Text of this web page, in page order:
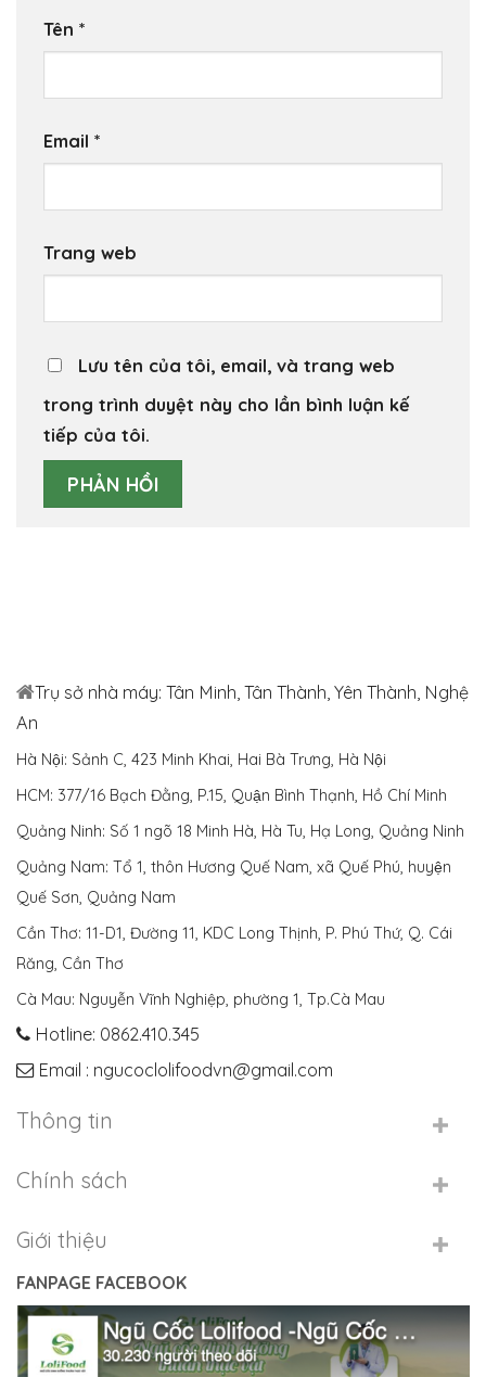
Tên *
Email *
Trang web
Lưu tên của tôi, email, và trang web
trong trình duyệt này cho lần bình luận kế
tiếp của tôi.
Trụ sở nhà máy: Tân Minh, Tân Thành, Yên Thành, Nghệ
An
Hà Nội: Sảnh C, 423 Minh Khai, Hai Bà Trưng, Hà Nội
HCM: 377/16 Bạch Đằng, P.15, Quận Bình Thạnh, Hồ Chí Minh
Quảng Ninh: Số 1 ngõ 18 Minh Hà, Hà Tu, Hạ Long, Quảng Ninh
Quảng Nam: Tổ 1, thôn Hương Quế Nam, xã Quế Phú, huyện
Quế Sơn, Quảng Nam
Cần Thơ: 11-D1, Đường 11, KDC Long Thịnh, P. Phú Thứ, Q. Cái
Răng, Cần Thơ
Cà Mau: Nguyễn Vĩnh Nghiệp, phường 1, Tp.Cà Mau
Hotline: 0862.410.345
Email : ngucoclolifoodvn@gmail.com
Thông tin
Chính sách
Giới thiệu
FANPAGE FACEBOOK